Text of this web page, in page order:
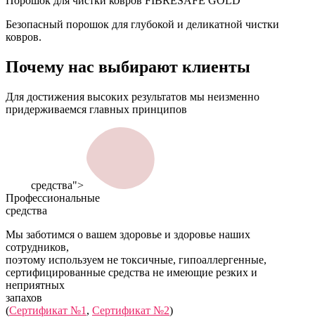
Безопасный порошок для глубокой и деликатной чистки
ковров.
Почему нас выбирают клиенты
Для достижения высоких результатов мы неизменно
придерживаемся главных принципов
средства">
Профессиональные
средства
Мы заботимся о вашем здоровье и здоровье наших
сотрудников,
поэтому используем не токсичные, гипоаллергенные,
сертифицированные средства не имеющие резких и
неприятных
запахов
(Сертификат №1 , Сертификат №2)